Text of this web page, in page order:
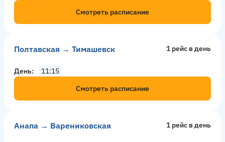
Смотреть расписание
Полтавская → Тимашевск 1 рейс в день
День
11:15
Смотреть расписание
Анапа → Варениковская 1 рейс в день